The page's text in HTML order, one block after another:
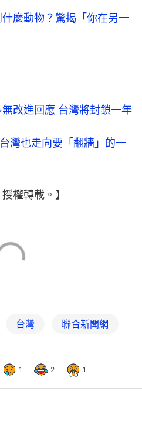
麼動物？驚揭「你在另一
改進回應 台灣將封鎖一年
灣也走向要「翻牆」的一
授權轉載。】
台灣 聯合新聞網
1 2 1